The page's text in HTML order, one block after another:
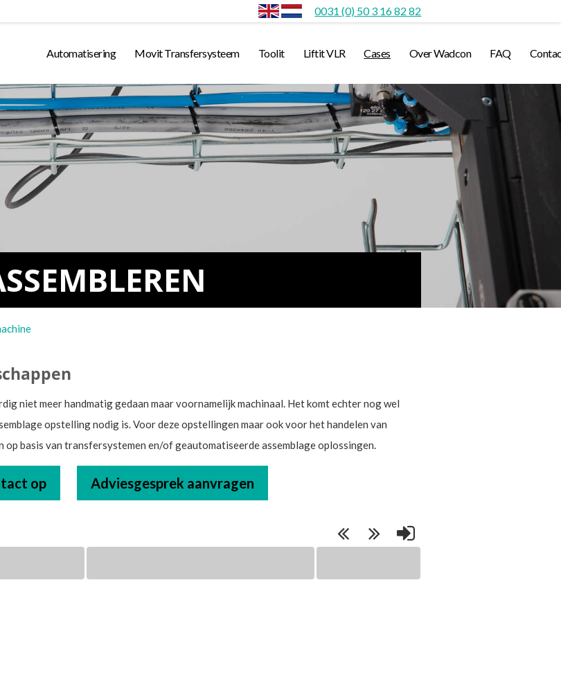
0031 (0) 50 3 16 82 82
Automatisering Movit Transfersysteem Toolit Liftit VLR Cases Over Wadcon FAQ
niet meer handmatig gedaan maar voornamelijk machinaal. Het komt echter nog wel
opstelling nodig is. Voor deze opstellingen maar ook voor het handelen van
op basis van transfersystemen en/of geautomatiseerde assemblage oplossingen.
op Adviesgesprek aanvragen